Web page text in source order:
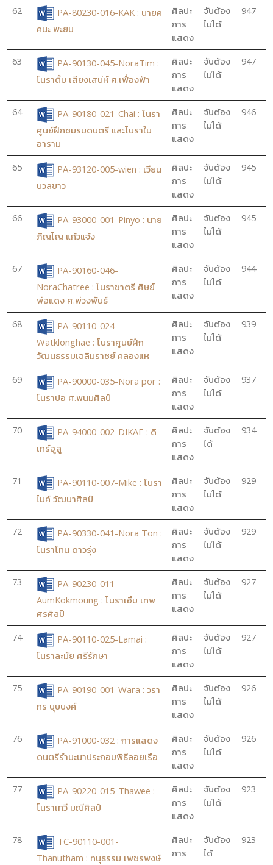
62
PA-80230-016-KAK : นายค
คนะ พะยม
ศิลปะ
การ
แสดง
จับต้อง
ไม่ได้
947
63
PA-90130-045-NoraTim :
โนราติ้ม เสียงเสน่ห์ ศ.เฟื่องฟ้า
ศิลปะ
การ
แสดง
จับต้อง
ไม่ได้
947
64
PA-90180-021-Chai : โนรา
ศูนย์ฝึกชมรมดนตรี และโนราใน
อาราม
ศิลปะ
การ
แสดง
จับต้อง
ไม่ได้
946
65
PA-93120-005-wien : เวียน
นวลขาว
ศิลปะ
การ
แสดง
จับต้อง
ไม่ได้
945
66
PA-93000-001-Pinyo : นาย
ภิญโญ แก้วแจ้ง
ศิลปะ
การ
แสดง
จับต้อง
ไม่ได้
945
67
PA-90160-046-
NoraChatree : โนราชาตรี ศิษย์
พ่อแดง ศ.พ่วงพันธ์
ศิลปะ
การ
แสดง
จับต้อง
ไม่ได้
944
68
PA-90110-024-
Watklonghae : โนราศูนย์ฝึก
วัฒนธรรมเฉลิมราชย์ คลองแห
ศิลปะ
การ
แสดง
จับต้อง
ไม่ได้
939
69
PA-90000-035-Nora por :
โนราปอ ศ.พนมศิลป์
ศิลปะ
การ
แสดง
จับต้อง
ไม่ได้
937
70
PA-94000-002-DIKAE : ดิ
เกร์ฮูลู
ศิลปะ
การ
แสดง
จับต้อง
ได้
934
71
PA-90110-007-Mike : โนรา
ไมค์ วัฒนาศิลป์
ศิลปะ
การ
แสดง
จับต้อง
ไม่ได้
929
72
PA-90330-041-Nora Ton :
โนราโทน ดาวรุ่ง
ศิลปะ
การ
แสดง
จับต้อง
ไม่ได้
929
73
PA-90230-011-
AumKokmoung : โนราเอิ้ม เทพ
ศรศิลป์
ศิลปะ
การ
แสดง
จับต้อง
ไม่ได้
927
74
PA-90110-025-Lamai :
โนราละมัย ศรีรักษา
ศิลปะ
การ
แสดง
จับต้อง
ไม่ได้
927
75
PA-90190-001-Wara : วรา
กร บุษบงศ์
ศิลปะ
การ
แสดง
จับต้อง
ไม่ได้
926
76
PA-91000-032 : การแสดง
ดนตรีรำมะนาประกอบพิธีลอยเรือ
ศิลปะ
การ
แสดง
จับต้อง
ไม่ได้
926
77
PA-90220-015-Thawee :
โนราเทวี มณีศิลป์
ศิลปะ
การ
แสดง
จับต้อง
ไม่ได้
923
78
TC-90110-001-
Thanutham : ทนุธรรม เพชรพงษ์
ศิลปะ
การ
จับต้อง
ได้
923